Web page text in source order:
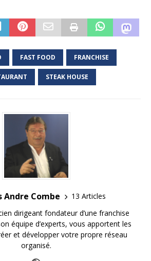
FAST FOOD FRANCHISE
STEAK HOUSE
Andre Combe
13 Articles
dirigeant fondateur d’une franchise
équipe d’experts, vous apportent les
et développer votre propre réseau
organisé.